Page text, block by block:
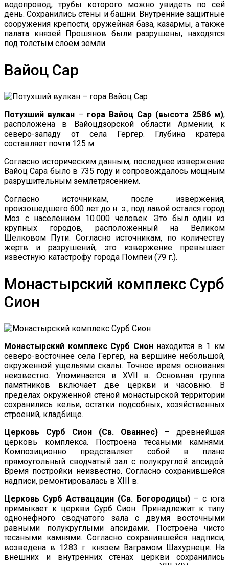
водопровод, трубы которого можно увидеть по сей
день. Сохранились стены и башни. Внутренние защитные
сооружения крепости, оружейная база, казармы, а также
палата князей Прошянов были разрушены, находятся
под толстым слоем земли.
Вайоц Сар
Потухший вулкан – гора Вайоц Сар (высота 2586 м),
расположена в Вайоцдзорской области Армении, к
северо-западу от села Гергер. Глубина кратера
составляет почти 125 м.
Согласно историческим данным, последнее извержение
Вайоц Сара было в 735 году и сопровождалось мощным
разрушительным землетрясением.
Согласно источникам, после извержения,
произошедшего 600 лет до н. э., под лавой остался город
Моз с населением 10.000 человек. Это был один из
крупных городов, расположенный на Великом
Шелковом Пути. Согласно источникам, по количеству
жертв и разрушений, это извержение превышает
известную катастрофу города Помпеи (79 г.).
Монастырский комплекс Сурб
Сион
Монастырский комплекс Сурб Сионнаходится в 1 км
северо-восточнее села Гергер, на вершине небольшой,
окруженной ущельями скалы. Точное время основания
неизвестно. Упоминается в XVII в. Основная группа
памятников включает две церкви и часовню. В
пределах окруженной стеной монастырской территории
сохранились кельи, остатки подсобных, хозяйственных
строений, кладбище.
Церковь Сурб Сион (Св. Ованнес) – древнейшая
церковь комплекса. Построена тесаными камнями.
Композиционно представляет собой в плане
прямоугольный сводчатый зал с полукруглой апсидой.
Время постройки неизвестно. Согласно сохранившейся
надписи, ремонтировалась в XIII в.
Церковь Сурб Аствацацин (Св. Богородицы) – с юга
примыкает к церкви Сурб Сион. Принадлежит к типу
однонефного сводчатого зала с двумя восточными
равными полукруглыми апсидами. Построена чисто
тесаными камнями. Согласно сохранившейся надписи,
возведена в 1283 г. князем Ваграмом Шахурнеци. На
внешних и внутренних стенах церкви сохранились